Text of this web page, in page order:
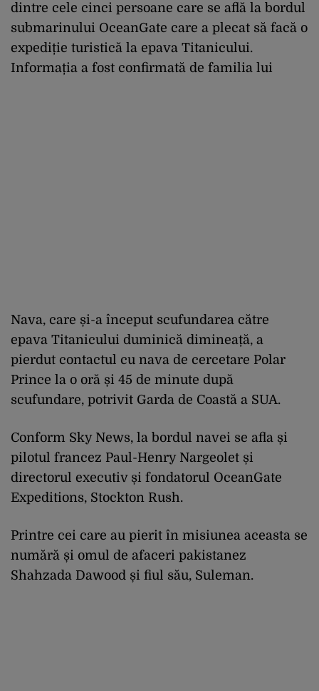
dintre cele cinci persoane care se află la bordul
submarinului OceanGate care a plecat să facă o
expediție turistică la epava Titanicului.
Informația a fost confirmată de familia lui
Nava, care și-a început scufundarea către
epava Titanicului duminică dimineață, a
pierdut contactul cu nava de cercetare Polar
Prince la o oră și 45 de minute după
scufundare, potrivit Garda de Coastă a SUA.
Conform Sky News, la bordul navei se afla și
pilotul francez Paul-Henry Nargeolet și
directorul executiv și fondatorul OceanGate
Expeditions, Stockton Rush.
Printre cei care au pierit în misiunea aceasta se
numără și omul de afaceri pakistanez
Shahzada Dawood și fiul său, Suleman.